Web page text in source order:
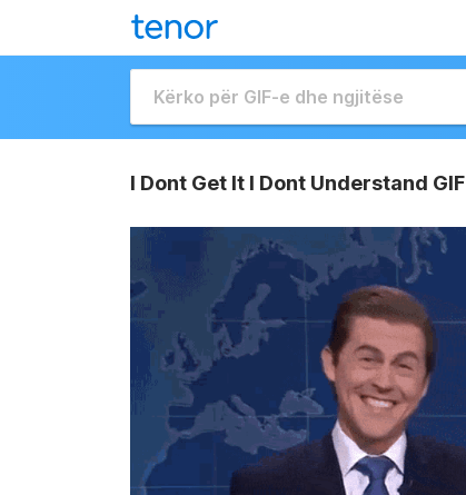
I Dont Get It I Dont Understand GIF